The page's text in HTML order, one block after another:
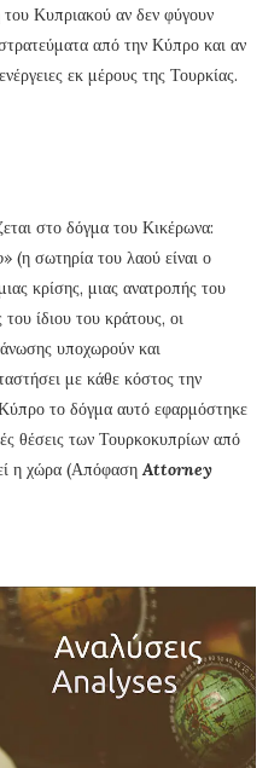
του Κυπριακού αν δεν φύγουν
από την Κύπρο και αν
εκ μέρους της Τουρκίας.
στο δόγμα του Κικέρωνα:
» (η σωτηρία του λαού είναι ο
κρίσης, μιας ανατροπής του
ίδιου του κράτους, οι
υποχωρούν και
με κάθε κόστος την
το δόγμα αυτό εφαρμόστηκε
θέσεις των Τουρκοκυπρίων από
η χώρα (ΑπόφασηAttorney